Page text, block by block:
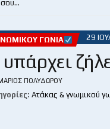
ΓΩΝΊΑ 29
ΠΟΛΥΔΏΡΟΥ
Ατάκας & γνωμικού